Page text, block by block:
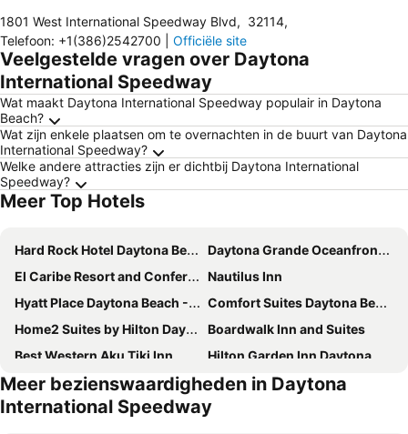
1801 West International Speedway Blvd, 32114,
Telefoon: +1(386)2542700 Officiële site
Veelgestelde vragen over Daytona
International Speedway
Wat maakt Daytona International Speedway populair in Daytona
Beach?
Wat zijn enkele plaatsen om te overnachten in de buurt van Daytona
International Speedway?
Welke andere attracties zijn er dichtbij Daytona International
Speedway?
Meer Top Hotels
Hard Rock Hotel Daytona Beach
Daytona Grande Oceanfront Resort
El Caribe Resort and Conference Center
Nautilus Inn
Hyatt Place Daytona Beach - Oceanfront
Comfort Suites Daytona Beach-Speedway
Home2 Suites by Hilton Daytona Beach Speedway
Boardwalk Inn and Suites
Best Western Aku Tiki Inn
Hilton Garden Inn Daytona Beach Oceanfront
Extended Stay America Suites - Daytona Beach - International Speedway
SeaScape Inn - Daytona Beach Shores
Sea Shells Beach Club
Chateau Mar Beach Resort
Meer bezienswaardigheden in Daytona
International Speedway